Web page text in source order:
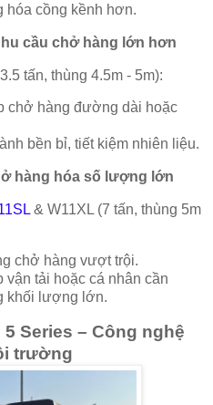
hóa cồng kềnh hơn.
cầu chở hàng lớn hơn
tấn, thùng 4.5m - 5m):
chở hàng đường dài hoặc
bền bỉ, tiết kiệm nhiên liệu.
hàng hóa số lượng lớn
& W11XL (7 tấn, thùng 5m
chở hàng vượt trội.
tải hoặc cá nhân cần
khối lượng lớn.
Series – Công nghệ
trường